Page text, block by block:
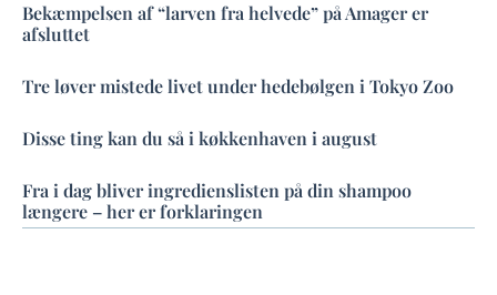
Bekæmpelsen af “larven fra helvede” på Amager er
afsluttet
Tre løver mistede livet under hedebølgen i Tokyo Zoo
Disse ting kan du så i køkkenhaven i august
Fra i dag bliver ingredienslisten på din shampoo
længere – her er forklaringen